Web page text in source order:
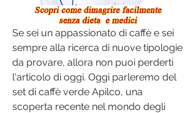
Se sei un appassionato di caffè e sei
sempre alla ricerca di nuove tipologie
da provare, allora non puoi perderti
l'articolo di oggi. Oggi parleremo del
set di caffè verde Apilco, una
scoperta recente nel mondo degli